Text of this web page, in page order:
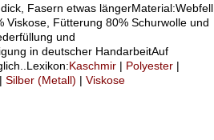
Fasern etwas längerMaterial:Webfell
Viskose, Fütterung 80% Schurwolle und
und
in deutscher HandarbeitAuf
Kaschmir| Polyester|
| Silber (Metall) | Viskose